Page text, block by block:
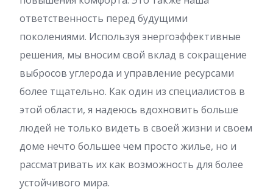
ответственность перед будущими
поколениями. Используя энергоэффективные
решения, мы вносим свой вклад в сокращение
выбросов углерода и управление ресурсами
более тщательно. Как один из специалистов в
этой области, я надеюсь вдохновить больше
людей не только видеть в своей жизни и своем
доме нечто большее чем просто жилье, но и
рассматривать их как возможность для более
устойчивого мира.